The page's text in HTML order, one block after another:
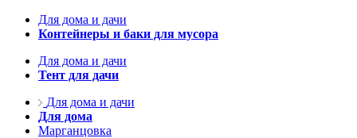
Для дома и дачи
Контейнеры и баки для мусора
Для дома и дачи
Тент для дачи
Для дома и дачи
Для дома
Марганцовка